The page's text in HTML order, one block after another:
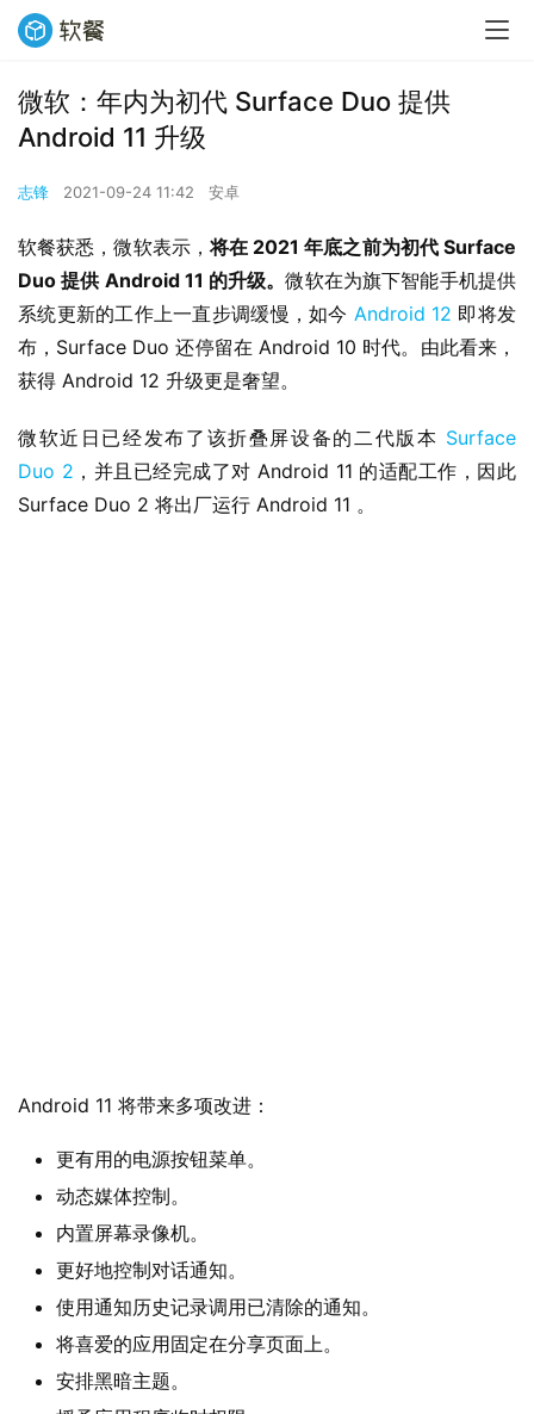
i
微软：年内为初代 Surface Duo 提供
Android 11 升级
志锋 2021-09-24 11:42 安卓
软餐获悉，微软表示，将在 2021 年底之前为初代 Surface
Duo 提供 Android 11 的升级。微软在为旗下智能手机提供
系统更新的工作上一直步调缓慢，如今 Android 12 即将发
布，Surface Duo 还停留在 Android 10 时代。由此看来，
获得 Android 12 升级更是奢望。
微软近日已经发布了该折叠屏设备的二代版本 Surface
Duo 2 ，并且已经完成了对 Android 11 的适配工作，因此
Surface Duo 2 将出厂运行 Android 11 。
Android 11 将带来多项改进：
更有用的电源按钮菜单。
动态媒体控制。
内置屏幕录像机。
更好地控制对话通知。
使用通知历史记录调用已清除的通知。
将喜爱的应用固定在分享页面上。
安排黑暗主题。